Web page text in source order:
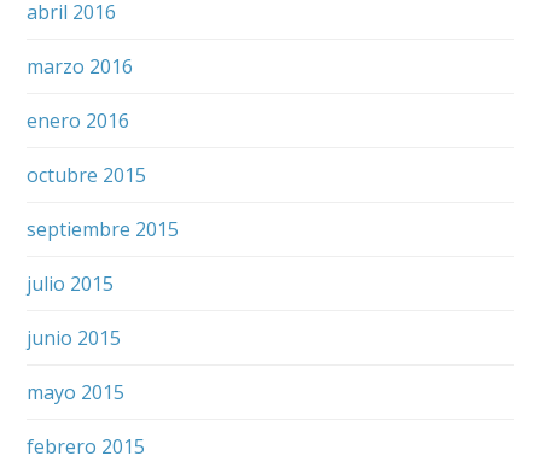
abril 2016
marzo 2016
enero 2016
octubre 2015
septiembre 2015
julio 2015
junio 2015
mayo 2015
febrero 2015